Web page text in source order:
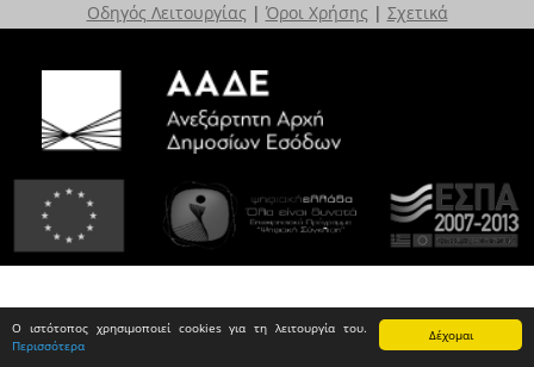
Δέχομαι
Ο ιστότοπος χρησιμοποιεί cookies για τη λειτουργία του.
Περισσότερα
Οδηγός Λειτουργίας | Όροι Χρήσης | Σχετικά